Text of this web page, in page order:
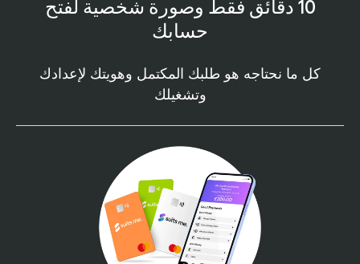
10 دقائق فقط وصورة شخصية لفتح
حسابك
كل ما نحتاجه هو طلبك المكتمل وهويتك لإعدادك
وتشغيلك